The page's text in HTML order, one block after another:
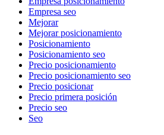
Empresa seo
Mejorar
Mejorar posicionamiento
Posicionamiento
Posicionamiento seo
Precio posicionamiento
Precio posicionamiento seo
Precio posicionar
Precio primera posición
Precio seo
Seo